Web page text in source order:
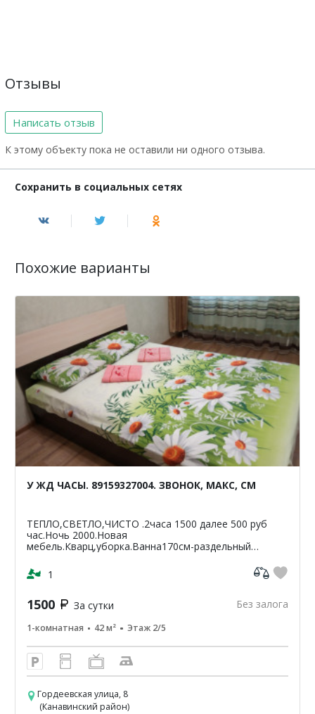
Отзывы
Написать отзыв
К этому объекту пока не оставили ни одного отзыва.
Сохранить в социальных сетях
Похожие варианты
У ЖД ЧАСЫ. 89159327004. ЗВОНОК, МАКС, СМ
ТЕПЛО,СВЕТЛО,ЧИСТО .2часа 1500 далее 500 руб
час.Ночь 2000.Новая
мебель.Кварц,уборка.Ванна170см-раздельный
кв-42м2.ЦУМ,Шайба,Аптеки,банкомат-Сбербанк
ВТБ,Пятерочка.Чи...
1
1500 За сутки Без залога
1-комнатная 42 м² Этаж 2/5
Гордеевская улица, 8
(Канавинский район)